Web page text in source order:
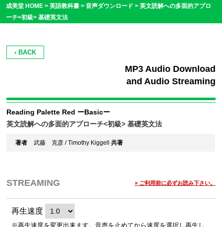
成美堂 HOME > 英語教科書 > 音声ダウンロード > 英文読解への多面的アプロ
ーチ<初級> 基礎英文法
‹ BACK
MP3 Audio Download
and Audio Streaming
Reading Palette Red ーBasicー
英文読解への多面的アプローチ<初級> 基礎英文法
著者 武藤 克彦 / Timothy Kiggell共著
STREAMING » ご利用前に必ずお読み下さい。
再生速度
※再生速度を変更出来ます。音声を止めてから速度を選択し再生し